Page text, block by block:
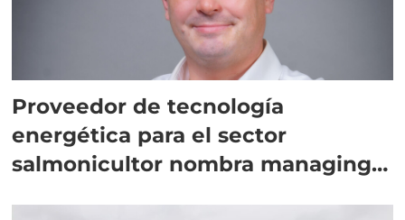
Proveedor de tecnología
energética para el sector
salmonicultor nombra managing